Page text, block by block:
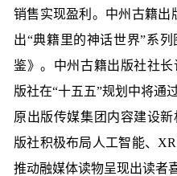
销售实现盈利。中州古籍出
出“典籍里的神话世界”系
鉴》。中州古籍出版社社
版社在“十五五”规划中将通
原出版传媒集团内容建设
版社积极布局人工智能、
推动融媒体读物呈现出读者